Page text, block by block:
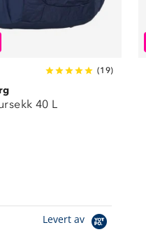
(19)
40 L
Levert av